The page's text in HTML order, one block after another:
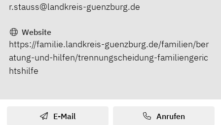
r.stauss@landkreis-guenzburg.de
Website
https://familie.landkreis-guenzburg.de/familien/ber
atung-und-hilfen/trennungscheidung-familiengeric
htshilfe
E-Mail Anrufen